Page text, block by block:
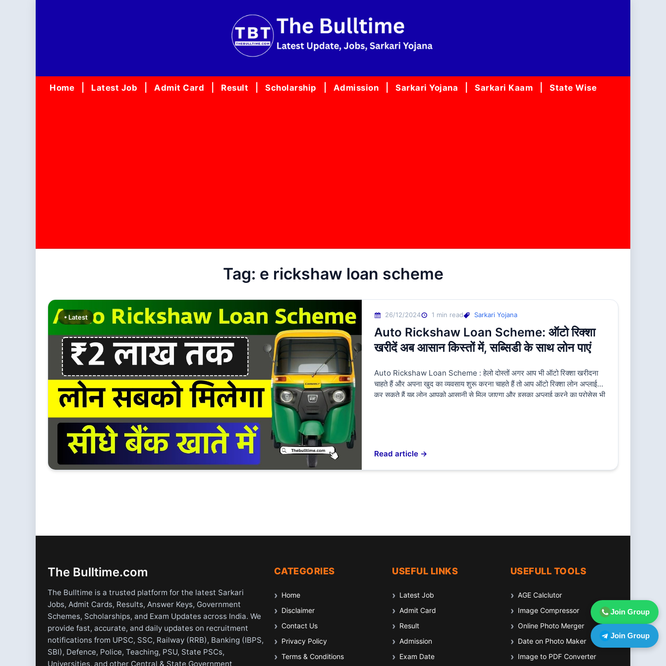
Home Latest Job Admit Card Result Scholarship Admission Sarkari Yojana Sarkari Kaam State Wise
Tag: e rickshaw loan scheme
Join Group
Join Group
• Latest 26/12/2024 1 min read Sarkari Yojana
Auto Rickshaw Loan Scheme: ऑटो रिक्शा
खरीदें अब आसान किस्तों में, सब्सिडी के साथ लोन पाएं
Auto Rickshaw Loan Scheme : हेलो दोस्तों अगर आप भी ऑटो रिक्शा खरीदना
चाहते हैं और अपना खुद का व्यवसाय शुरू करना चाहते हैं तो आप ऑटो रिक्शा लोन अप्लाई
कर सकते हैं यह लोन आपको आसानी से मिल जाएगा और इसका अप्लाई करने का प्रोसेस भी
Read article →
The Bulltime.com
The Bulltime is a trusted platform for the latest Sarkari
Jobs, Admit Cards, Results, Answer Keys, Government
Schemes, Scholarships, and Exam Updates across India. We
provide fast, accurate, and daily updates on recruitment
notifications from UPSC, SSC, Railway (RRB), Banking (IBPS,
SBI), Defence, Police, Teaching, PSU, State PSCs,
Universities, and other Central & State Government
CATEGORIES
Home
Disclaimer
Contact Us
Privacy Policy
Terms & Conditions
USEFUL LINKS
Latest Job
Admit Card
Result
Admission
Exam Date
USEFULL TOOLS
AGE Calclutor
Image Compressor
Online Photo Merger
Date on Photo Maker
Image to PDF Converter